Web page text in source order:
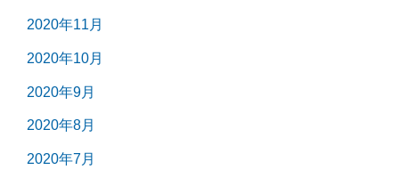
2020年11月
2020年10月
2020年9月
2020年8月
2020年7月